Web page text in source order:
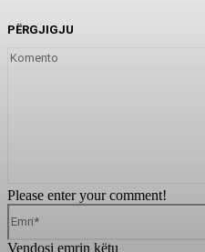
PËRGJIGJU
Please enter your comment!
Vendosi emrin këtu